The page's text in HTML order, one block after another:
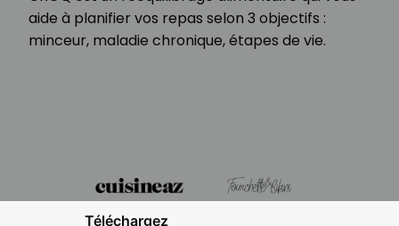
aide à planifier vos repas selon 3 objectifs :
minceur, maladie chronique, étapes de vie.
Téléchargez